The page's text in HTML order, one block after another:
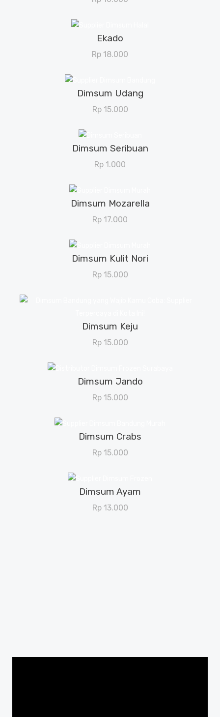
Ekado
Rp 18.000
Dimsum Udang
Rp15.000
Dimsum Seribuan
Rp 1.000
Dimsum Mozarella
Rp 17.000
Dimsum Kulit Nori
Rp15.000
View Details
Dimsum Keju
Rp15.000
Dimsum Jando
Rp15.000
Dimsum Crabs
Rp15.000
View Details
Dimsum Ayam
Rp13.000